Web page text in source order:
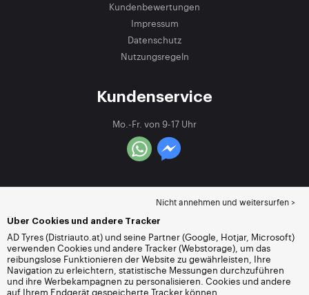
Kundenbewertungen
Impressum
Datenschutz
Nutzungsregeln
Kundenservice
Mo.-Fr. von 9-17 Uhr
Nicht annehmen und weitersurfen >
Über Cookies und andere Tracker
AD Tyres (Distriauto.at) und seine Partner (Google, Hotjar, Microsoft)
verwenden Cookies und andere Tracker (Webstorage), um das
reibungslose Funktionieren der Website zu gewährleisten, Ihre
Navigation zu erleichtern, statistische Messungen durchzuführen
und ihre Werbekampagnen zu personalisieren. Cookies und andere
auf Ihrem Endgerät gespeicherte Tracker können